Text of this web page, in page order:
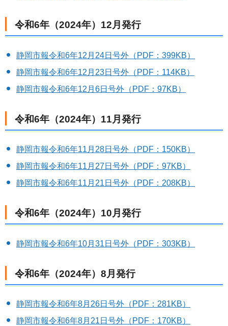
令和6年（2024年）12月発行
静岡市報令和6年12月24日号外（PDF：399KB）
静岡市報令和6年12月23日号外（PDF：114KB）
静岡市報令和6年12月6日号外（PDF：97KB）
令和6年（2024年）11月発行
静岡市報令和6年11月28日号外（PDF：150KB）
静岡市報令和6年11月27日号外（PDF：97KB）
静岡市報令和6年11月21日号外（PDF：208KB）
令和6年（2024年）10月発行
静岡市報令和6年10月31日号外（PDF：303KB）
令和6年（2024年）8月発行
静岡市報令和6年8月26日号外（PDF：281KB）
静岡市報令和6年8月21日号外（PDF：170KB）